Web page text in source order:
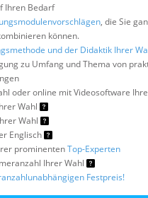
Ihren Bedarf
, die Sie
können.
und der Didaktik Ihrer
zu Umfang und Thema von
oder online mit Videosoftware
Wahl
Wahl
Englisch
prominentenTop-Experten
Ihrer Wahl
Festpreis!